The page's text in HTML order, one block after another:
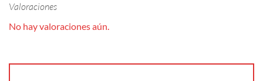
Valoraciones
No hay valoraciones aún.